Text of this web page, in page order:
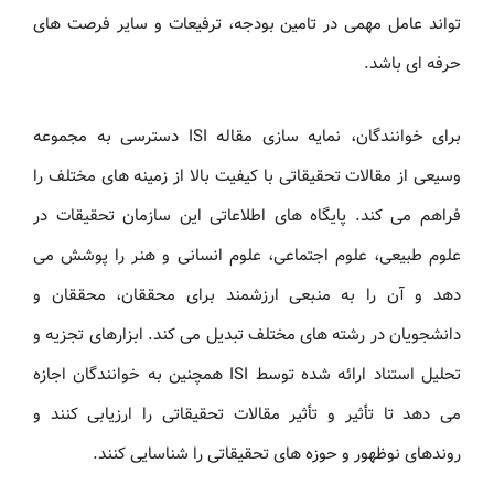
تواند عامل مهمی در تامین بودجه، ترفیعات و سایر فرصت های
حرفه ای باشد.
برای خوانندگان، نمایه سازی مقاله ISI دسترسی به مجموعه
وسیعی از مقالات تحقیقاتی با کیفیت بالا از زمینه های مختلف را
فراهم می کند. پایگاه های اطلاعاتی این سازمان تحقیقات در
علوم طبیعی، علوم اجتماعی، علوم انسانی و هنر را پوشش می
دهد و آن را به منبعی ارزشمند برای محققان، محققان و
دانشجویان در رشته های مختلف تبدیل می کند. ابزارهای تجزیه و
تحلیل استناد ارائه شده توسط ISI همچنین به خوانندگان اجازه
می دهد تا تأثیر و تأثیر مقالات تحقیقاتی را ارزیابی کنند و
روندهای نوظهور و حوزه های تحقیقاتی را شناسایی کنند.